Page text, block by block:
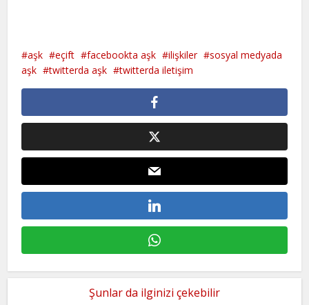
aşk eçift facebookta aşk ilişkiler
sosyal medyada
aşk
twitterda aşk twitterda iletişim
Şunlar da ilginizi çekebilir